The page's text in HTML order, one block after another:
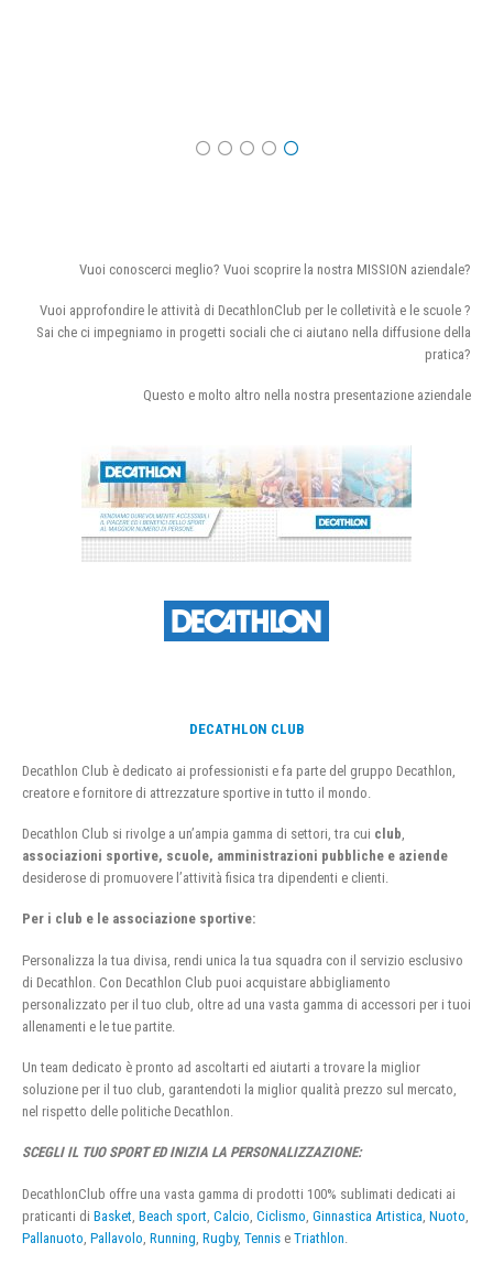
Vuoi conoscerci meglio? Vuoi scoprire la nostra MISSION aziendale?
Vuoi approfondire le attività di DecathlonClub per le colletività e le scuole ?
Sai che ci impegniamo in progetti sociali che ci aiutano nella diffusione della
pratica?
Questo e molto altro nella nostra presentazione aziendale
DECATHLON CLUB
Decathlon Club è dedicato ai professionisti e fa parte del gruppo Decathlon,
creatore e fornitore di attrezzature sportive in tutto il mondo.
Decathlon Club si rivolge a un’ampia gamma di settori, tra cui club
associazioni sportive, scuole, amministrazioni pubbliche e aziende
desiderose di promuovere l’attività fisica tra dipendenti e clienti.
Per i club e le associazione sportive:
Personalizza la tua divisa, rendi unica la tua squadra con il servizio esclusivo
di Decathlon. Con Decathlon Club puoi acquistare abbigliamento
personalizzato per il tuo club, oltre ad una vasta gamma di accessori per i tuoi
allenamenti e le tue partite.
Un team dedicato è pronto ad ascoltarti ed aiutarti a trovare la miglior
soluzione per il tuo club, garantendoti la miglior qualità prezzo sul mercato,
nel rispetto delle politiche Decathlon.
SCEGLI IL TUO SPORT ED INIZIA LA PERSONALIZZAZIONE:
DecathlonClub offre una vasta gamma di prodotti 100% sublimati dedicati ai
praticanti di Basket Beach sport Calcio Ciclismo Ginnastica Artistica Nuoto
Pallanuoto Pallavolo Running Rugby, Tennis e Triathlon